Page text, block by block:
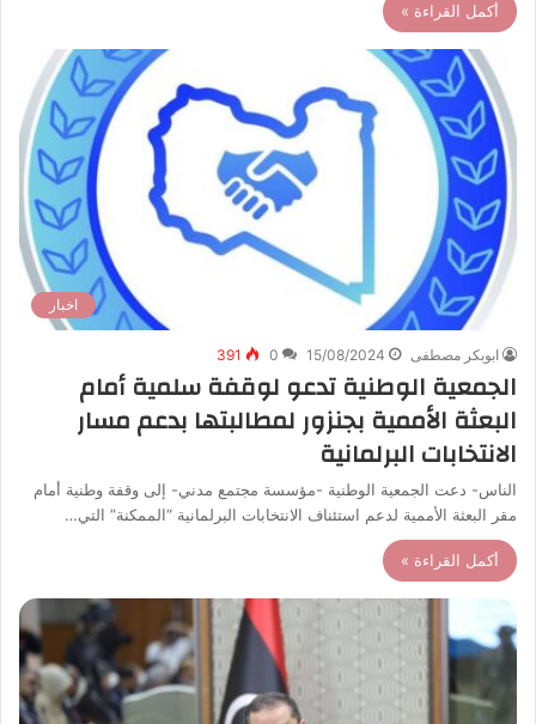
أكمل القراءة »
اخبار
ابوبكر مصطفى 15/08/2024
0
391
الجمعية الوطنية تدعو لوقفة سلمية أمام
البعثة الأممية بجنزور لمطالبتها بدعم مسار
الانتخابات البرلمانية
الناس- دعت الجمعية الوطنية -مؤسسة مجتمع مدني- إلى وقفة وطنية أمام
مقر البعثة الأممية لدعم استئناف الانتخابات البرلمانية “الممكنة” التي…
أكمل القراءة »